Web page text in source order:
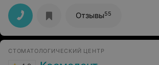
помощь, профессионализм и прекрасный
Работа выполнена супер! Спасибо
сотрудникам Вашего центра за
доброе отношение к пациентам!!! Ребёнок,
посещения стоматолога в большом
Отзывы55
СТОМАТОЛОГИЧЕСКИЙ ЦЕНТР